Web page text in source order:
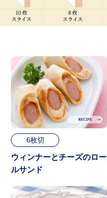
6枚切
ウィンナーとチーズのロー
ルサンド